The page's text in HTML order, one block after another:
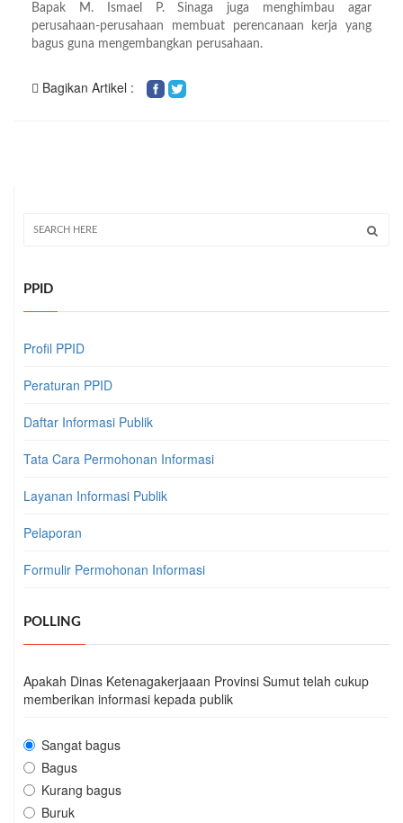
Bapak M. Ismael P. Sinaga juga menghimbau agar
perusahaan-perusahaan membuat perencanaan kerja yang
bagus guna mengembangkan perusahaan.
Bagikan Artikel :
PPID
Profil PPID
Peraturan PPID
Daftar Informasi Publik
Tata Cara Permohonan Informasi
Layanan Informasi Publik
Pelaporan
Formulir Permohonan Informasi
POLLING
Apakah Dinas Ketenagakerjaaan Provinsi Sumut telah cukup
memberikan informasi kepada publik
Sangat bagus
Bagus
Kurang bagus
Buruk